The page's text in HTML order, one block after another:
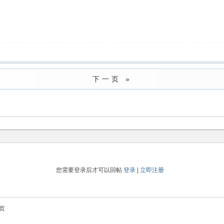
下一页 »
您需要登录后才可以回帖 登录| 立即注册